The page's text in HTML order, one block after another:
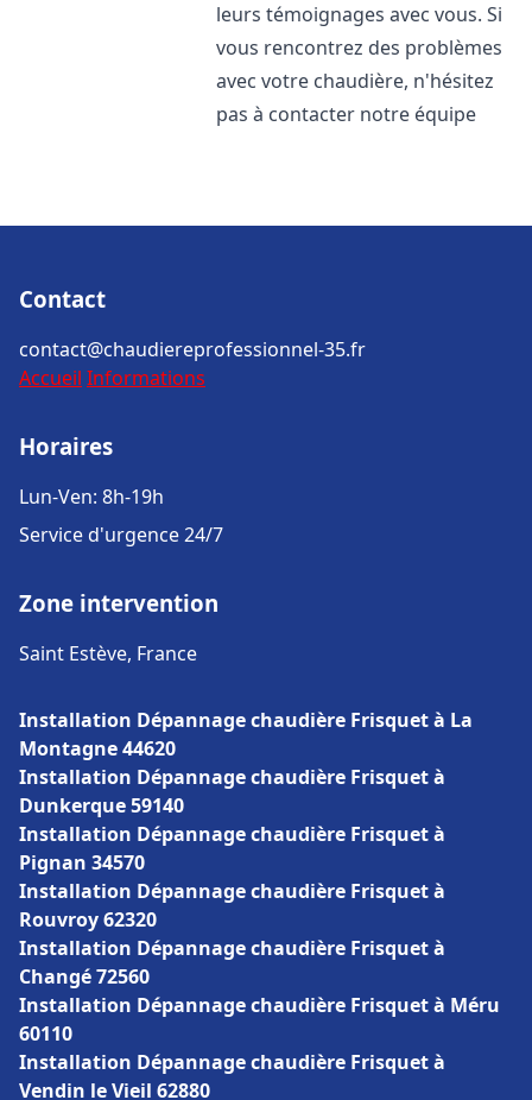
leurs témoignages avec vous. Si
vous rencontrez des problèmes
avec votre chaudière, n'hésitez
pas à contacter notre équipe
Contact
contact@chaudiereprofessionnel-35.fr
Accueil Informations
Horaires
Lun-Ven: 8h-19h
Service d'urgence 24/7
Zone intervention
Saint Estève, France
Installation Dépannage chaudière Frisquet à La
Montagne 44620
Installation Dépannage chaudière Frisquet à
Dunkerque 59140
Installation Dépannage chaudière Frisquet à
Pignan 34570
Installation Dépannage chaudière Frisquet à
Rouvroy 62320
Installation Dépannage chaudière Frisquet à
Changé 72560
Installation Dépannage chaudière Frisquet à Méru
60110
Installation Dépannage chaudière Frisquet à
Vendin le Vieil 62880